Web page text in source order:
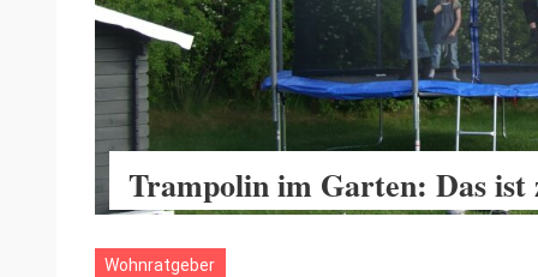
Trampolin im Garten: Das ist
Wohnratgeber